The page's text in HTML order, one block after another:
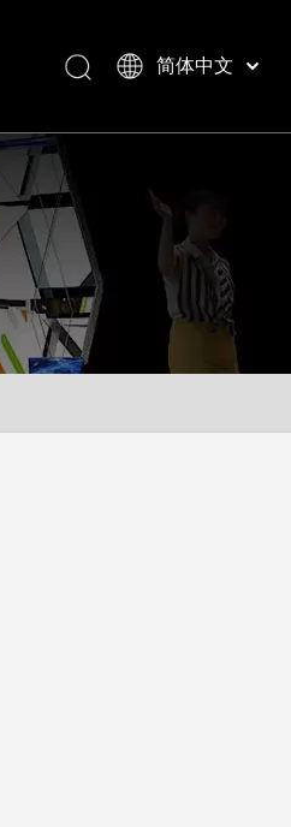
简体中文
العربية
日本語
Pусский
Nederlands
Português
Deutsch